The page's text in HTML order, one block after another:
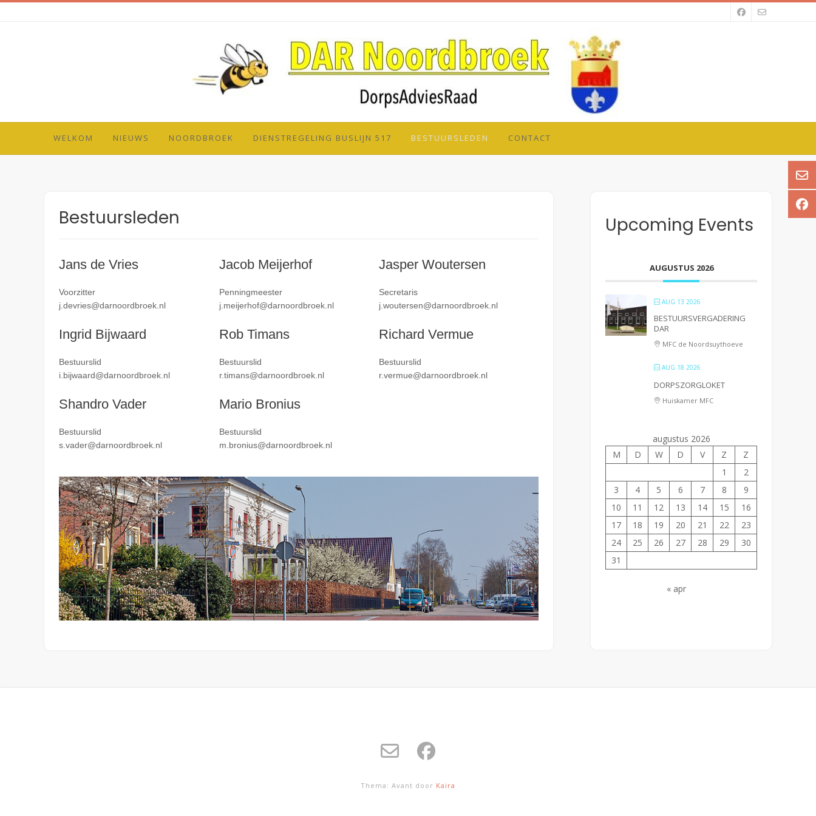
Spring
WELKOM NIEUWS NOORDBROEK DIENSTREGELING BUSLIJN 517 BESTUURSLEDEN CONTACT
Bestuursleden
Jans de Vries
Voorzitter
j.devries@darnoordbroek.nl
Jacob Meijerhof
Penningmeester
j.meijerhof@darnoordbroek.nl
Jasper Woutersen
Secretaris
j.woutersen@darnoordbroek.nl
Ingrid Bijwaard
Bestuurslid
i.bijwaard@darnoordbroek.nl
Rob Timans
Bestuurslid
r.timans@darnoordbroek.nl
Richard Vermue
Bestuurslid
r.vermue@darnoordbroek.nl
Shandro Vader
Bestuurslid
s.vader@darnoordbroek.nl
Mario Bronius
Bestuurslid
m.bronius@darnoordbroek.nl
Upcoming Events
AUGUSTUS 2026
AUG 13 2026
BESTUURSVERGADERING
DAR
MFC de Noordsuythoeve
AUG 18 2026
DORPSZORGLOKET
Huiskamer MFC
augustus 2026
M
D W D V Z
Z
1
2
3
4 5 6 7 8
9
10
11 12 13 14 15
16
17
18 19 20 21 22
23
24
25 26 27 28 29
30
31
« apr
Thema: Avant door Kaira